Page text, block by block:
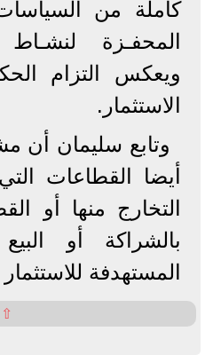
كاملة من السياسات
المحفـزة
ويعكس التزام
الاستثمار.
وتابع سليمان أن
أيضا القطاعات
التخارج منها أو
بالشراكة أو
المستهدفة
⇧